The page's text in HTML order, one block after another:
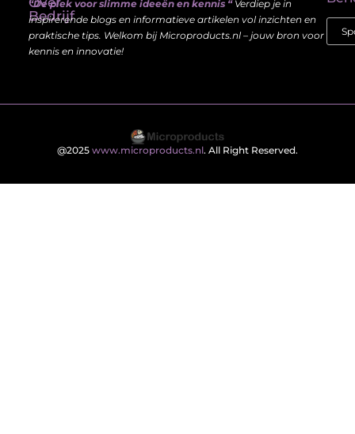
Bedrijf
“De plek voor slimme ideeën en kennis “Verdiep je in
inspirerende blogs en informatieve artikelen vol inzichten en
praktische tips. Welkom bij Microproducts.nl – jouw bron voor
kennis en innovatie!
@2025 www.microproducts.nl. All Right Reserved.